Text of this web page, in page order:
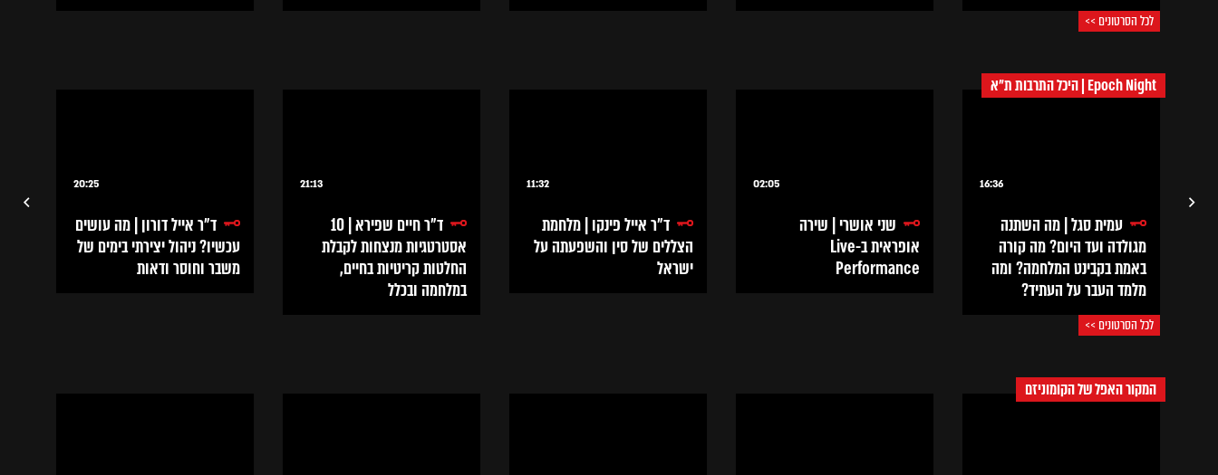
לכל הסרטונים >>
Epoch Night | היכל התרבות ת״א
16:36
עמית סגל | מה השתנה
מגולדה ועד היום? מה קורה
באמת בקבינט המלחמה? ומה
מלמד העבר על העתיד?
02:05
שני אושרי | שירה
אופראית ב-Live
Performance
11:32
ד״ר אייל פינקו | מלחמת
הצללים של סין והשפעתה על
ישראל
21:13
ד״ר חיים שפירא | 10
אסטרטגיות מנצחות לקבלת
החלטות קריטיות בחיים,
במלחמה ובכלל
20:25
ד״ר אייל דורון | מה עושים
עכשיו? ניהול יצירתי בימים של
משבר וחוסר ודאות
לכל הסרטונים >>
המקור האפל של הקומוניזם